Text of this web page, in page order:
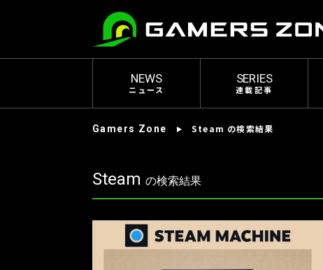
NEWS
ニュース
SERIES
連載記事
Gamers Zone Steam の検索結果
Steam の検索結果